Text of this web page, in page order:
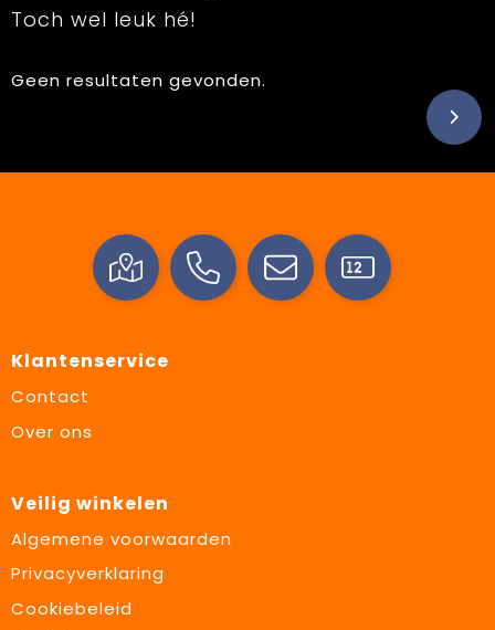
Toch wel leuk hé!
Geen resultaten gevonden.
Klantenservice
Contact
Over ons
Veilig winkelen
Algemene voorwaarden
Privacyverklaring
Cookiebeleid